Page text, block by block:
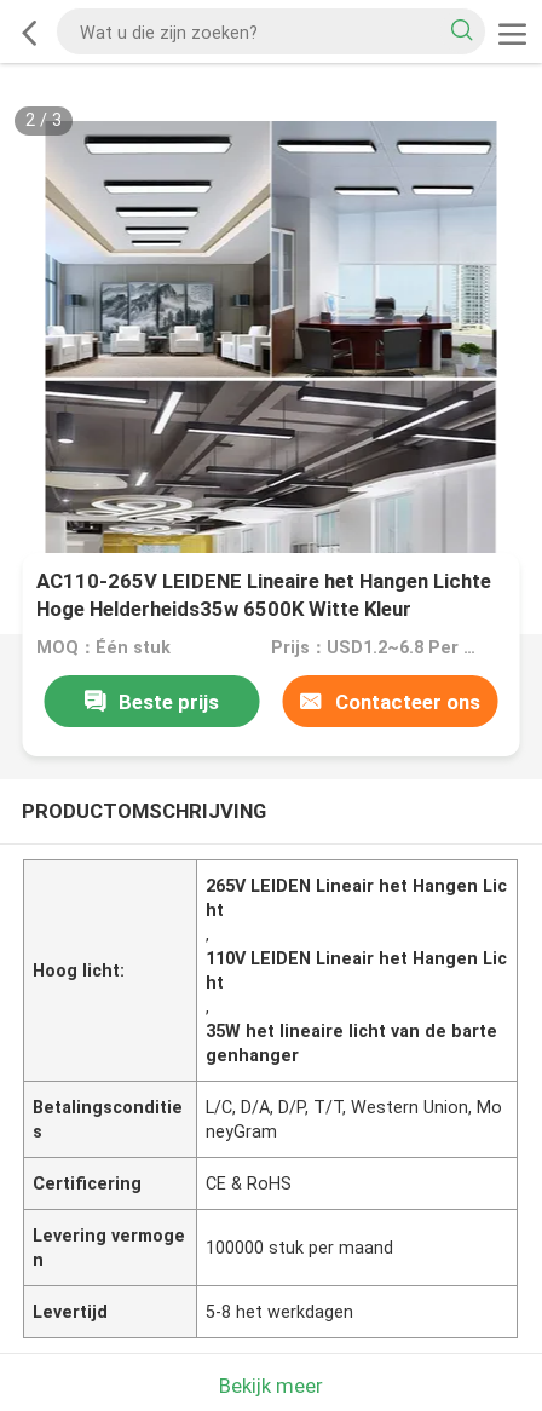
2/3
AC110-265V LEIDENE Lineaire het Hangen Lichte
Hoge Helderheids35w 6500K Witte Kleur
MOQ：Één stuk Prijs：USD1.2~6.8 Per piece
Beste prijs Contacteer ons
PRODUCTOMSCHRIJVING
Hoog licht:
265V LEIDEN Lineair het Hangen Lic
ht
,
110V LEIDEN Lineair het Hangen Lic
ht
,
35W het lineaire licht van de barte
genhanger
Betalingsconditie
s
L/C, D/A, D/P, T/T, Western Union, Mo
neyGram
Certificering CE & RoHS
Levering vermoge
n
100000 stuk per maand
Levertijd 5-8 het werkdagen
Bekijk meer